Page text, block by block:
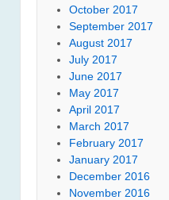
October 2017
September 2017
August 2017
July 2017
June 2017
May 2017
April 2017
March 2017
February 2017
January 2017
December 2016
November 2016